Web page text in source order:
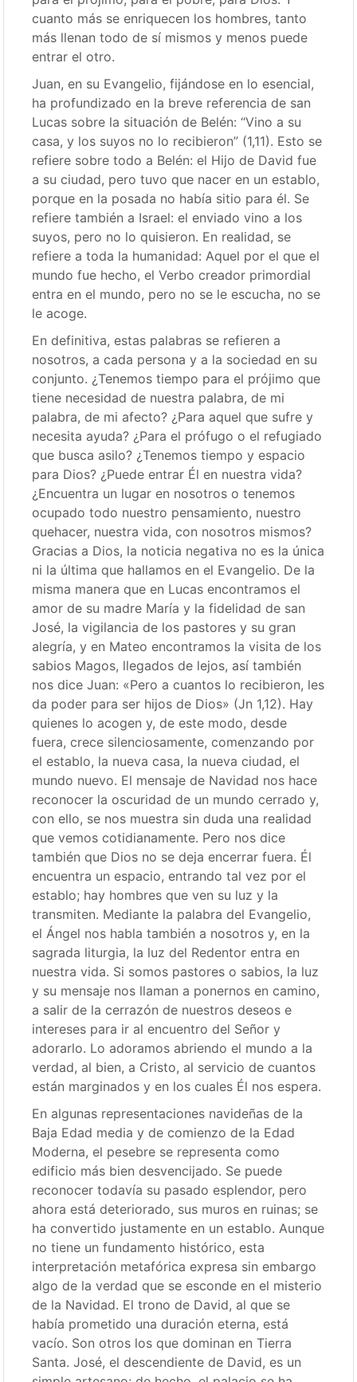
cuanto más se enriquecen los hombres, tanto
más llenan todo de sí mismos y menos puede
entrar el otro.
Juan, en su Evangelio, fijándose en lo esencial,
ha profundizado en la breve referencia de san
Lucas sobre la situación de Belén: “Vino a su
casa, y los suyos no lo recibieron” (1,11). Esto se
refiere sobre todo a Belén: el Hijo de David fue
a su ciudad, pero tuvo que nacer en un establo,
porque en la posada no había sitio para él. Se
refiere también a Israel: el enviado vino a los
suyos, pero no lo quisieron. En realidad, se
refiere a toda la humanidad: Aquel por el que el
mundo fue hecho, el Verbo creador primordial
entra en el mundo, pero no se le escucha, no se
le acoge.
En definitiva, estas palabras se refieren a
nosotros, a cada persona y a la sociedad en su
conjunto. ¿Tenemos tiempo para el prójimo que
tiene necesidad de nuestra palabra, de mi
palabra, de mi afecto? ¿Para aquel que sufre y
necesita ayuda? ¿Para el prófugo o el refugiado
que busca asilo? ¿Tenemos tiempo y espacio
para Dios? ¿Puede entrar Él en nuestra vida?
¿Encuentra un lugar en nosotros o tenemos
ocupado todo nuestro pensamiento, nuestro
quehacer, nuestra vida, con nosotros mismos?
Gracias a Dios, la noticia negativa no es la única
ni la última que hallamos en el Evangelio. De la
misma manera que en Lucas encontramos el
amor de su madre María y la fidelidad de san
José, la vigilancia de los pastores y su gran
alegría, y en Mateo encontramos la visita de los
sabios Magos, llegados de lejos, así también
nos dice Juan: «Pero a cuantos lo recibieron, les
da poder para ser hijos de Dios» (Jn 1,12). Hay
quienes lo acogen y, de este modo, desde
fuera, crece silenciosamente, comenzando por
el establo, la nueva casa, la nueva ciudad, el
mundo nuevo. El mensaje de Navidad nos hace
reconocer la oscuridad de un mundo cerrado y,
con ello, se nos muestra sin duda una realidad
que vemos cotidianamente. Pero nos dice
también que Dios no se deja encerrar fuera. Él
encuentra un espacio, entrando tal vez por el
establo; hay hombres que ven su luz y la
transmiten. Mediante la palabra del Evangelio,
el Ángel nos habla también a nosotros y, en la
sagrada liturgia, la luz del Redentor entra en
nuestra vida. Si somos pastores o sabios, la luz
y su mensaje nos llaman a ponernos en camino,
a salir de la cerrazón de nuestros deseos e
intereses para ir al encuentro del Señor y
adorarlo. Lo adoramos abriendo el mundo a la
verdad, al bien, a Cristo, al servicio de cuantos
están marginados y en los cuales Él nos espera.
En algunas representaciones navideñas de la
Baja Edad media y de comienzo de la Edad
Moderna, el pesebre se representa como
edificio más bien desvencijado. Se puede
reconocer todavía su pasado esplendor, pero
ahora está deteriorado, sus muros en ruinas; se
ha convertido justamente en un establo. Aunque
no tiene un fundamento histórico, esta
interpretación metafórica expresa sin embargo
algo de la verdad que se esconde en el misterio
de la Navidad. El trono de David, al que se
había prometido una duración eterna, está
vacío. Son otros los que dominan en Tierra
Santa. José, el descendiente de David, es un